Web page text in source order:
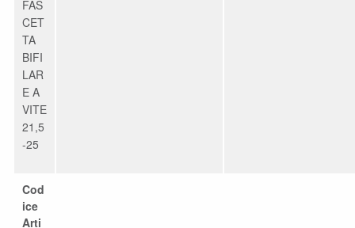
FAS
CET
TA
BIFI
LAR
E A
VITE
21,5
-25
Cod
ice
Arti